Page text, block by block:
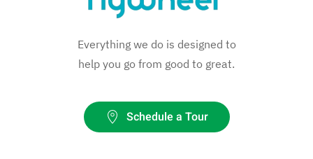
Everything we do is designed to
help you go from good to great.
Schedule a Tour